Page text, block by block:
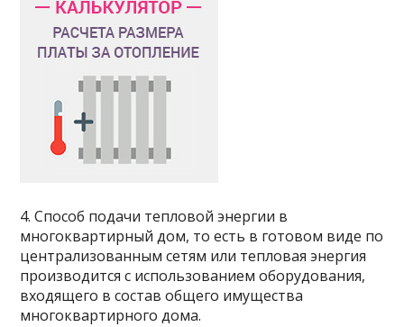
4. Способ подачи тепловой энергии в
многоквартирный дом, то есть в готовом виде по
централизованным сетям или тепловая энергия
производится с использованием оборудования,
входящего в состав общего имущества
многоквартирного дома.